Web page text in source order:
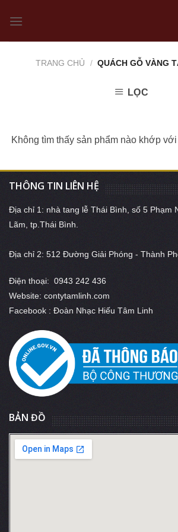
TRANG CHỦ / QUÁCH GỖ VÀNG
LỌC
Không tìm thấy sản phẩm nào khớp
THÔNG TIN LIÊN HỆ
Địa chỉ 1: nhà tang lễ Thái Bình, số 5 Phạm
Lãm, tp.Thái Bình.
Địa chỉ 2: 512 Đường Giải Phóng - Thành
Điện thoại: 0943 242 436
Website: contytamlinh.com
Facebook : Đoàn Nhạc Hiếu Tâm Linh
BẢN ĐỒ